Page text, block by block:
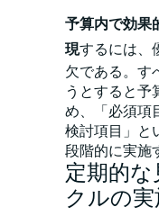
予算内で効果
現するには、
欠である。す
うとすると予
め、「必須項
検討項目」と
段階的に実施
定期的な
クルの